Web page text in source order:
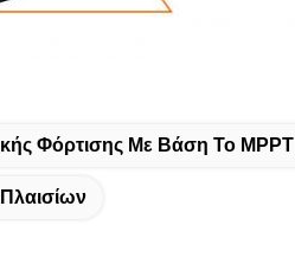
Φόρτισης Με Βάση Το MPPT